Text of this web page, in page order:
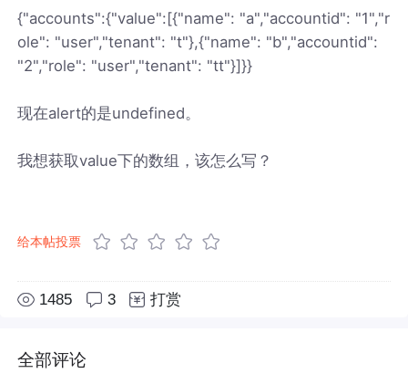
{"accounts":{"value":[{"name": "a","accountid": "1","r
ole": "user","tenant": "t"},{"name": "b","accountid":
"2","role": "user","tenant": "tt"}]}}
现在alert的是undefined。
我想获取value下的数组，该怎么写？
给本帖投票
1485 3 打赏
全部评论